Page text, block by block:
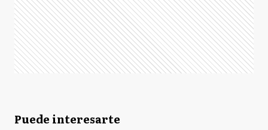
Puede interesarte